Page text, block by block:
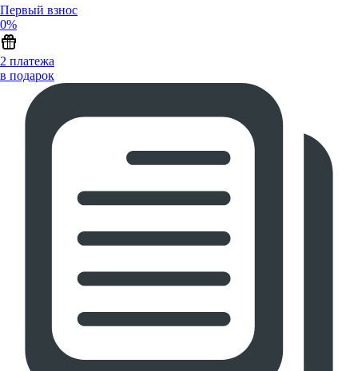
Первый взнос
0%
2 платежа
в подарок